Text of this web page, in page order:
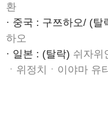
환
· 중국 : 구쯔하오/ (탈
하오
· 일본 : (탈락) 쉬자위
ㆍ위정치ㆍ이야마 유